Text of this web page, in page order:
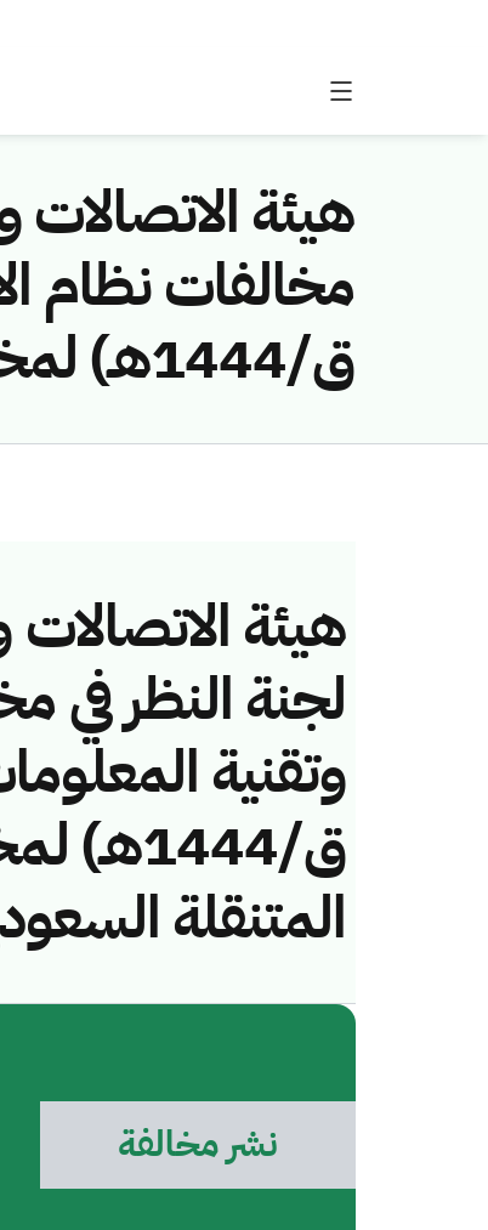
هيئة الاتصالات
ق/1444هـ) لمخالفة (شركة الاتصالات المتنقلة السعودية (زين))
هيئة الاتصالات
لجنة النظر في
ق/
المتنقلة
نشر مخالفة